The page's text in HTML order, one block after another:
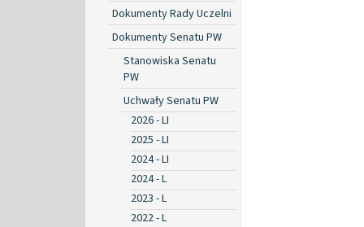
Dokumenty Rady Uczelni
Dokumenty Senatu PW
Stanowiska Senatu
PW
Uchwały Senatu PW
2026 - LI
2025 - LI
2024 - LI
2024 - L
2023 - L
2022 - L